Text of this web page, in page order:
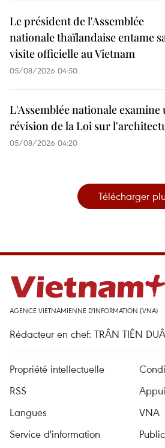
Le président de l'Assemblée
nationale thaïlandaise entame
visite officielle au Vietnam
05/08/2026 04:50
L'Assemblée nationale examine
révision de la Loi sur
05/08/2026 04:20
Télécharger
AGENCE VIETNAMIENNE D'INFORMATION (VNA)
Rédacteur en chef: TRÂN TIÊN
Propriété intellectuelle
RSS
Appui
Langues
VNA
Service d'information